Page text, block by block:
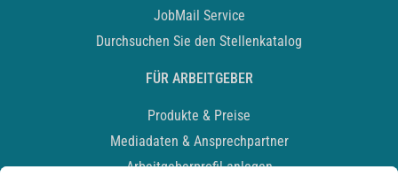
JobMail Service
Durchsuchen Sie den Stellenkatalog
FÜR ARBEITGEBER
Produkte & Preise
Mediadaten & Ansprechpartner
Arbeitgeberprofil anlegen